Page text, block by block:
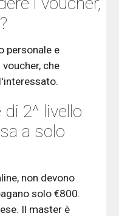
personale e
che
2^ livello
a solo
non devono
solo €800.
Il master è